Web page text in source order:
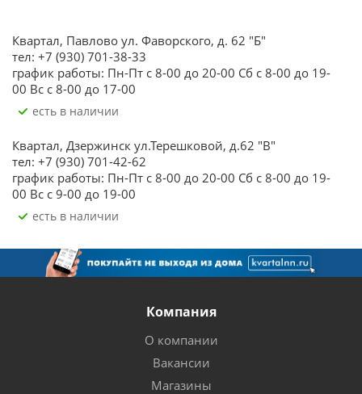
Квартал, Павлово ул. Фаворского, д. 62 "Б"
тел: +7 (930) 701-38-33
график работы: Пн-Пт с 8-00 до 20-00 Сб с 8-00 до 19-
00 Вс с 8-00 до 17-00
Есть в наличии
Квартал, Дзержинск ул.Терешковой, д.62 "В"
тел: +7 (930) 701-42-62
график работы: Пн-Пт с 8-00 до 20-00 Сб с 8-00 до 19-
00 Вс с 9-00 до 19-00
Есть в наличии
Компания
О компании
Вакансии
Магазины